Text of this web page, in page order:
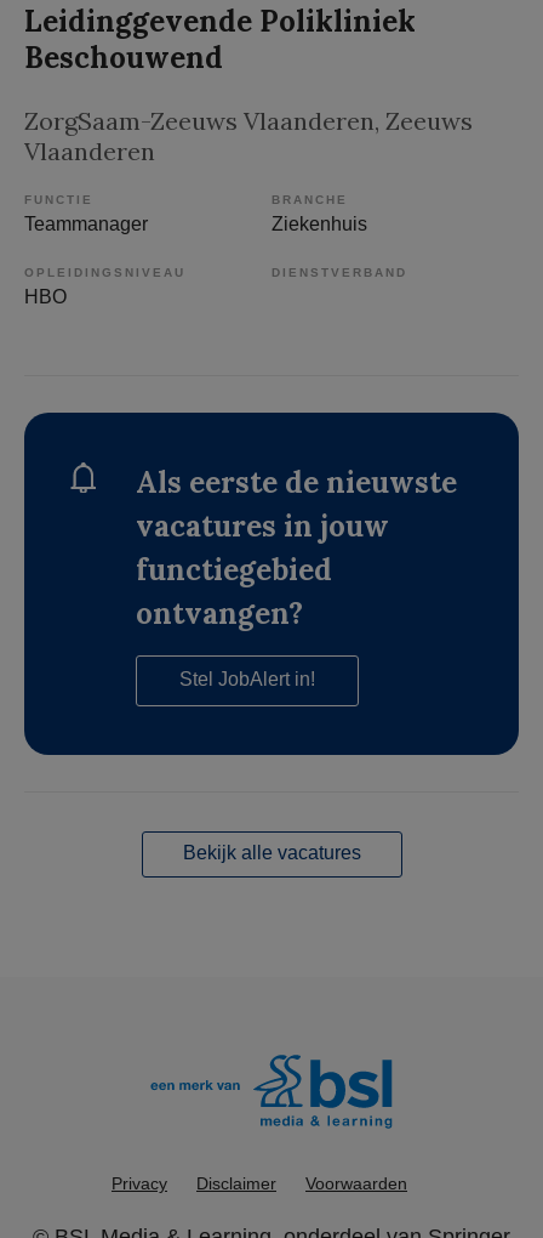
Leidinggevende Polikliniek
Beschouwend
ZorgSaam-Zeeuws Vlaanderen, Zeeuws
Vlaanderen
FUNCTIE
Teammanager
BRANCHE
Ziekenhuis
OPLEIDINGSNIVEAU
HBO
DIENSTVERBAND
Als eerste de nieuwste
vacatures in jouw
functiegebied
ontvangen?
Stel JobAlert in!
Bekijk alle vacatures
Privacy Disclaimer Voorwaarden